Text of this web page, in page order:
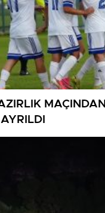
MAÇINDAN